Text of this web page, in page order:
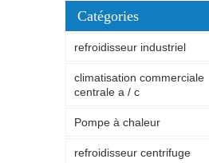
Catégories
refroidisseur industriel
climatisation commerciale
centrale a / c
Pompe à chaleur
refroidisseur centrifuge